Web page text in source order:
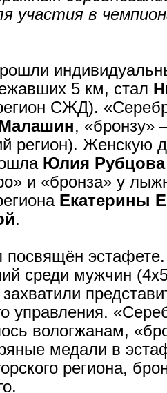
участия в
5 км, стал
СЖД).
, «бронзу»
регион). Женскую
Юлия Рубцова
и «бронза» у
Екатерины
.
посвящён
среди мужчин
управления.
вологжанам,
медали в
региона,